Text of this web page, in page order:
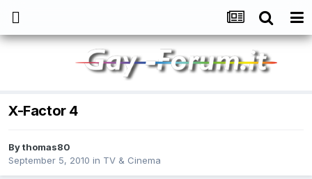
X-Factor 4
Bythomas80
September 5, 2010 in TV & Cinema